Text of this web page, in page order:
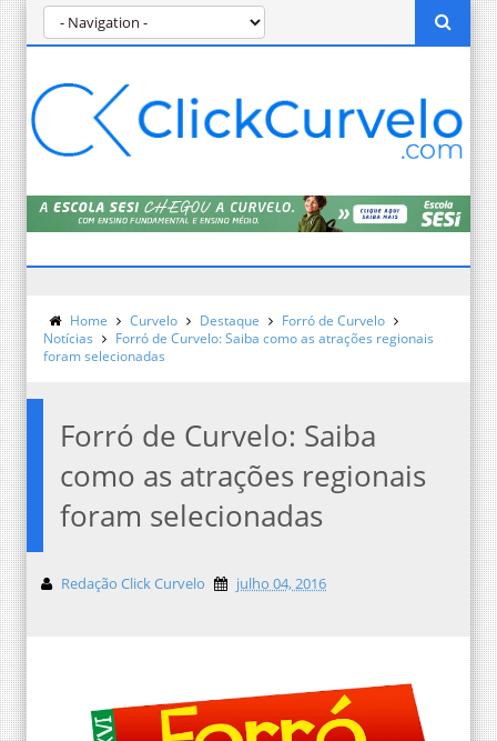
Home Curvelo Destaque
Forró de Curvelo
Notícias
Forró de Curvelo: Saiba como as atrações regionais
foram selecionadas
Forró de Curvelo: Saiba
como as atrações regionais
foram selecionadas
Redação Click Curvelo julho 04, 2016